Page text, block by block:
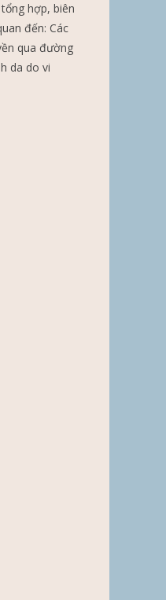
hợp, biên
đến: Các
qua đường
da do vi